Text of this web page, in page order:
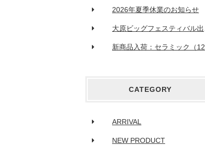
2026年夏季休業のお知らせ
大原ビッグフェスティバル出展のお知らせ
新商品入荷：セラミック（122品番）
CATEGORY
ARRIVAL
NEW PRODUCT